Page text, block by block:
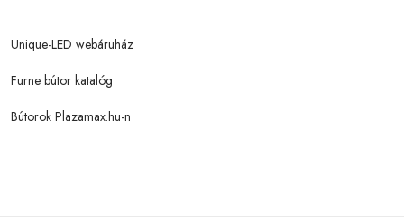
Unique-LED webáruház
Furne bútor katalóg
Bútorok Plazamax.hu-n